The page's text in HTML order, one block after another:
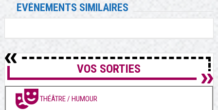
EVÉNEMENTS SIMILAIRES
VOS SORTIES
THÉÂTRE / HUMOUR